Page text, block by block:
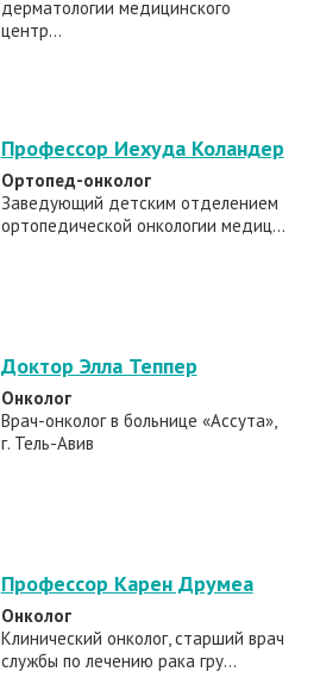
дерматологии медицинского
центр...
Профессор Иехуда Коландер
Ортопед-онколог
Заведующий детским отделением
ортопедической онкологии медиц...
Доктор Элла Теппер
Онколог
Врач-онколог в больнице «Ассута»,
г. Тель-Авив
Профессор Карен Друмеа
Онколог
Клинический онколог, старший врач
службы по лечению рака гру...